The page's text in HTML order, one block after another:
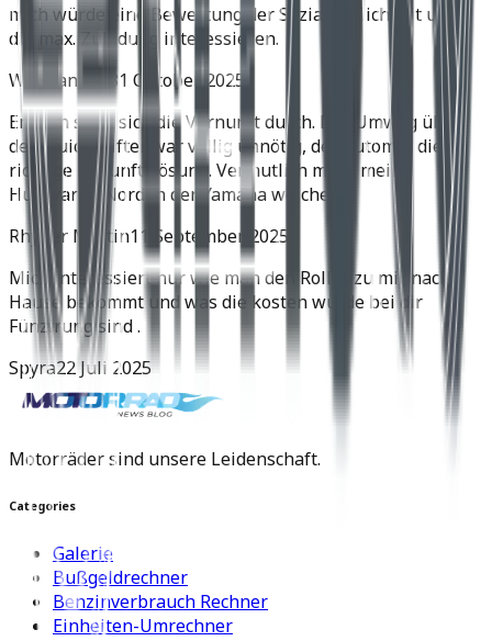
mich würde eine Bewertung der Soziatauglichkeit und
die max. Zuladung interessieren.
Wolfgang H.31 Oktober 2025
Endlich setzt sich die Vernunft durch. Der Umweg über
den Quickshifter war völlig unnötig, der Automat die
richtige Zukunftslösung. Vermutlich muss meine
Husqvarna Norden der Yamaha weichen.
Rhyner Martin11 September 2025
Mich interessiert nur wie man den Roller zu mir nach
Hause bekommt und was die kosten würde bei dir
Fünzirung sind .
Spyra22 Juli 2025
Motorräder sind unsere Leidenschaft.
Categories
Galerie
Bußgeldrechner
Benzinverbrauch Rechner
Einheiten-Umrechner